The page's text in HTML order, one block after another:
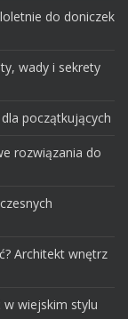
do doniczek
wady i sekrety
początkujących
rozwiązania do
Architekt wnętrz
w wiejskim stylu